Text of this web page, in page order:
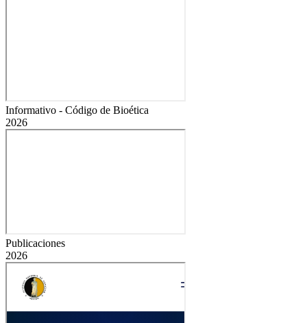
Informativo - Código de Bioética
2026
Publicaciones
2026